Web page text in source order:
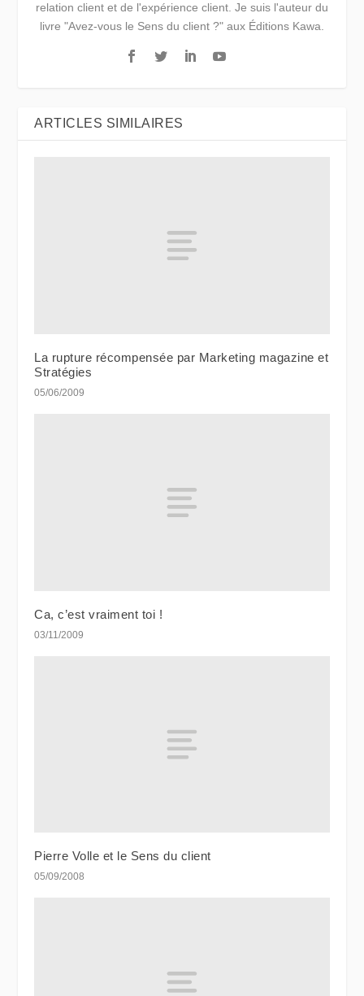
relation client et de l'expérience client. Je suis l'auteur du
livre "Avez-vous le Sens du client ?" aux Éditions Kawa.
ARTICLES SIMILAIRES
La rupture récompensée par Marketing magazine et
Stratégies
05/06/2009
Ca, c’est vraiment toi !
03/11/2009
Pierre Volle et le Sens du client
05/09/2008